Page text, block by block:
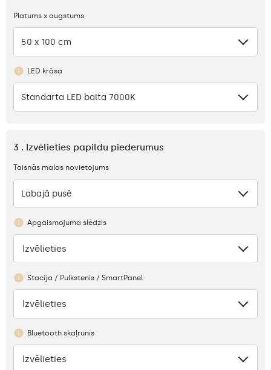
Platums x augstums
50 x 100 cm
LED krāsa
Standarta LED balta 7000K
3 . Izvēlieties papildu piederumus
Taisnās malas novietojums
Labajā pusē
Apgaismojuma slēdzis
Nav
Izvēlieties
Stacija / Pulkstenis / SmartPanel
Nav
Izvēlieties
Bluetooth skaļrunis
Nav
Izvēlieties